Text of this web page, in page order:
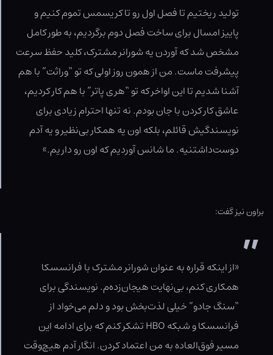
تولید ریختیم تا فصل اول رو تا کریسمس تموم کنیم و
پاییز امسال برای ساخت فصل دوم برگردیم، به طور کامل
مشخص شد که آوردن یه شورانر مشترک، کلید حفظ سرعت
پیشرفت ماست. من از همون روز اولی که تو “وراثت” با هم
آشنا شدیم تا این اواخر که تو “هری پاتر” با هم کار کردیم،
عاشق کار کردن با جان بودم. نه تنها احترام زیادی برای
نویسندگیش قائلم، بلکه اون یه همکار بی‌نظیر و یه آدم
دوست‌داشتنیه. ما شانس آوردیم که اون رو داریم.»
براون نیز گفت:
«از اینکه قراره به عنوان شورانر مشترک با فرانسسکا
همکاری کنم، بی‌نهایت هیجان‌زده‌م. نویسندگی برای
“سنگ جادو” خیلی لذت‌بخش بود و دلم می‌خواد از
فرانسسکا و شبکه HBO تشکر کنم که برای ادامه این
مسیر فوق‌العاده به من اعتماد کردن. انگار آدم هیچ‌وقت